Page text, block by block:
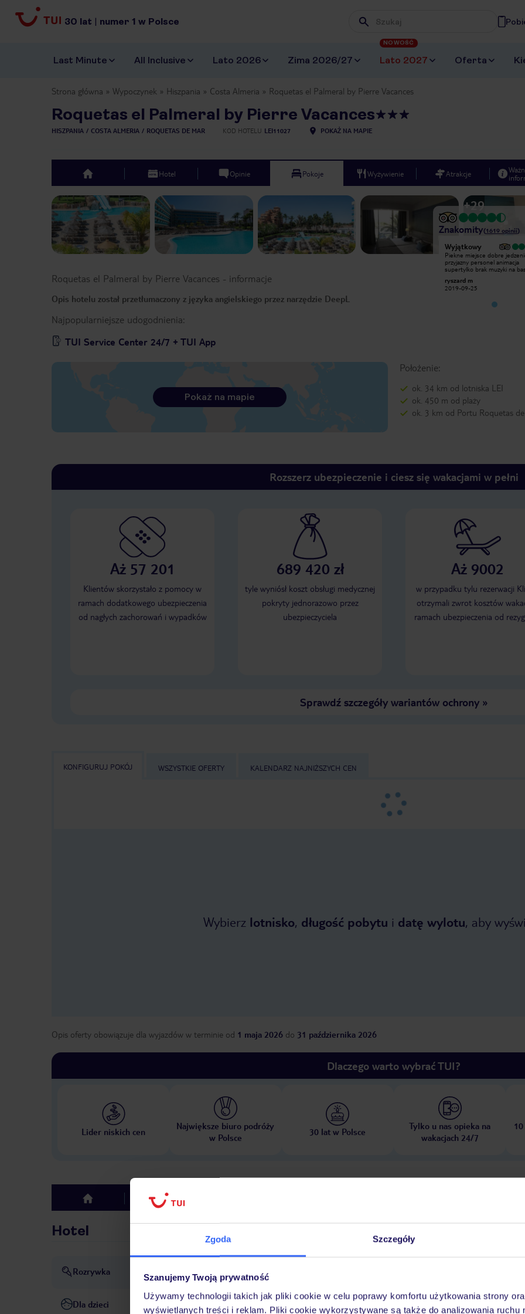
Zgoda Szczegóły
Szanujemy Twoją prywatność
Używamy technologii takich jak pliki cookie w celu poprawy komfortu użytkowania strony
wyświetlanych treści i reklam. Pliki cookie wykorzystywane są także do analizowania ruchu
30 lat | numer 1 w Polsce Wpisz frazę, której szukasz
Last Minute All Inclusive Lato 2026 Zima 2026/27 Lato 2027
NOWOŚĆ
Oferta
Strona główna Wypoczynek Hiszpania Costa Almeria Roquetas el Palmeral by Pierre Vacances
Roquetas el Palmeral by Pierre Vacances
HISZPANIA COSTA ALMERIA ROQUETAS DE MAR KOD HOTELU LEI11027 POKAŻ NA MAPIE
top Hotel Opinie Pokoje Wyżywienie Atrakcje
Previous slide +29
Znakomity(1619 opinii)
Wyjątkowy
Piekne miejsce dobre jedzenie
cztery
Wyjątkowy
Piekne miejsce dobre
przyjazny personel animacja
supertylko brak muzyki na
lokalizacja hotelu bdobra jak
gwiazdki jest dobrze zasluguje
ryszard m
2019-09-25
Roquetas el Palmeral by Pierre Vacances - informacje
Opis hotelu został przetłumaczony z języka angielskiego przez narzędzie DeepL
Najpopularniejsze udogodnienia:
TUI Service Center 24/7 + TUI App
Położenie:
ok. 34 km od lotniska LEI
ok. 450 m od plaży
ok. 3 km od Portu Roquetas
Pokaż na mapie
Rozszerz ubezpieczenie i ciesz się wakacjami w pełni
Aż 57 201
Klientów skorzystało z pomocy w
ramach dodatkowego ubezpieczenia
od nagłych zachorowań i wypadków
689 420 zł
tyle wyniósł koszt obsługi medycznej
pokryty jednorazowo przez
ubezpieczyciela
Aż 9002
w przypadku tylu rezerwacji
otrzymali zwrot kosztów
ramach ubezpieczenia od
Sprawdź szczegóły wariantów ochrony»
KONFIGURUJ POKÓJ WSZYSTKIE OFERTY KALENDARZ NAJNIŻSZYCH CEN
Wybierz lotnisko, długość pobytu i datę wylotu, aby
Opis oferty obowiązuje dla wyjazdów w terminie od 1 maja 2026 do 31 października 2026
Dlaczego warto wybrać TUI?
Lider niskich cen
Największe biuro podróży
w Polsce
30 lat w Polsce
Tylko u nas opieka na
wakacjach 24/7
top Hotel
Hotel
Rozrywka Animacja dyskoteka lub klub nocny
Dla dzieci basen dla dzieci klub dla dzieci plac zabaw pokój zabaw